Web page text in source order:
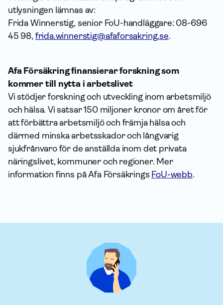
utlysningen lämnas av:
Frida Winnerstig, senior FoU-handläggare: 08-696
45 98, frida.winnerstig@afaforsakring.se.
Afa Försäkring finansierar forskning som
kommer till nytta i arbetslivet
Vi stödjer forskning och utveckling inom arbetsmiljö
och hälsa. Vi satsar 150 miljoner kronor om året för
att förbättra arbetsmiljö och främja hälsa och
därmed minska arbetsskador och långvarig
sjukfrånvaro för de anställda inom det privata
näringslivet, kommuner och regioner. Mer
information finns på Afa Försäkrings FoU-webb.